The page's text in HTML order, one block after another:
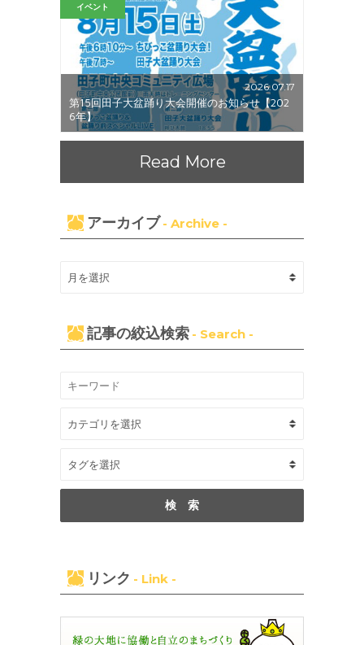
イベント
2026.07.17
第15回田子大盆踊り大会開催のお知らせ【202
6年】
Read More
アーカイブ - Archive -
記事の絞込検索 - Search -
リンク - Link -